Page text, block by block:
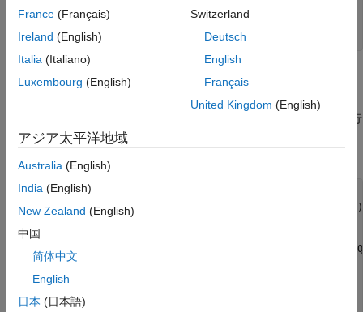
n = 10;
% Number of columns in A and rows in B
p = 1; % Number of columns in B
numInputs = 3;
% Number of A and B matricies
行列の生成
complexRandomQlessQRMatricesを使用し
て、問題 A'AX=B の乱数行列 A と B を生成します。生成される行
列について、A と B の要素の実数部と虚数部は -1 ～ +1、A のラ
ンクはフル ランクとします。
rng('default'
[Atemp,Btemp] =
        A = cat(3,A,Atemp);
        B = cat(3,B,Btemp);
end
France (Français)
Ireland (English)
Italia (Italiano)
Luxembourg (English)
Switzerland
Deutsch
English
Français
United Kingdom (English)
アジア太平洋地域
Australia (English)
India (English)
New Zealand (English)
中国
简体中文
English
日本 (日本語)